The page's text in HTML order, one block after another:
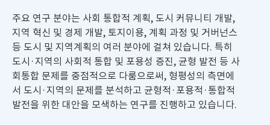
주요 연구 분야는 사회 통합적 계획, 도시 커뮤니티 개발,
지역 혁신 및 경제 개발, 토지이용, 계획 과정 및 거버넌스
등 도시 및 지역계획의 여러 분야에 걸쳐 있습니다. 특히
도시·지역의 사회적 통합 및 포용성 증진, 균형 발전 등 사
회통합 문제를 중점적으로 다룸으로써, 형평성의 측면에
서 도시·지역의 문제를 분석하고 균형적·포용적·통합적
발전을 위한 대안을 모색하는 연구를 진행하고 있습니다.